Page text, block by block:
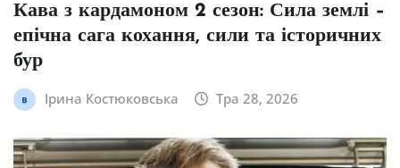
Кава з кардамоном 2 сезон: Сила землі –
епічна сага кохання, сили та історичних
бур
Ірина Костюковська Тра 28, 2026